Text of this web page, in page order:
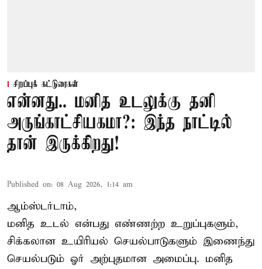
சிறப்புக் கட்டுரைகள்
என்னது.. மனித உடலுக்கு தனி
அருங்காட்சியகமா?: இந்த நாட்டில்
தான் இருக்கிறது!
Published on: 08 Aug 2026, 1:14 am
ஆம்ஸ்டர்டாம்,
மனித உடல் என்பது எண்ணற்ற உறுப்புகளும்,
சிக்கலான உயிரியல் செயல்பாடுகளும் இணைந்து
செயல்படும் ஓர் அற்புதமான அமைப்பு. மனித